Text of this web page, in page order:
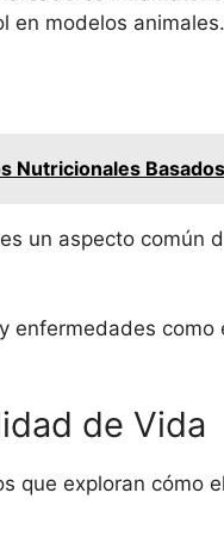
en modelos animales.
Nutricionales
un aspecto común
enfermedades como
de Vida
que exploran cómo